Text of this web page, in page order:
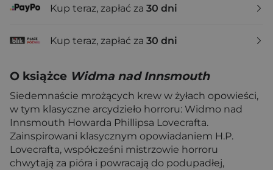
Kup teraz, zapłać za 30 dni
Kup teraz, zapłać za 30 dni
O książce Widma nad Innsmouth
Siedemnaście mrożących krew w żyłach opowieści,
w tym klasyczne arcydzieło horroru: Widmo nad
Innsmouth Howarda Phillipsa Lovecrafta.
Zainspirowani klasycznym opowiadaniem H.P.
Lovecrafta, współcześni mistrzowie horroru
chwytają za pióra i powracają do podupadłej,